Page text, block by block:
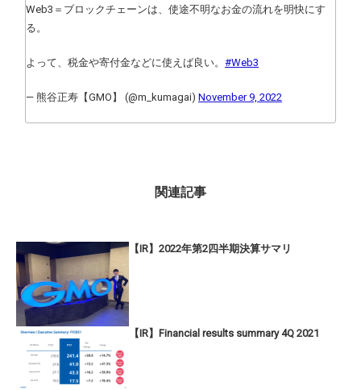
Web3＝ブロックチェーンは、使途不明なお金の流れを明快にす
る。
よって、税金や寄付金などに使えば良い。 #Web3
— 熊谷正寿【GMO】 (@m_kumagai) November 9, 2022
関連記事
【IR】2022年第2四半期決算サマリ
【IR】Financial results summary 4Q 2021